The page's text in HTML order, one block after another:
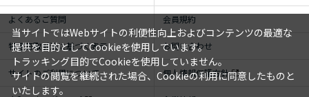
よくあるご質問 会員規約
特定商取引法に基づく表示 お問い合わせ
サイトのご利用について 個人情報保護方針
当サイトではWebサイトの利便性向上およびコンテンツの最適な
提供を目的としてCookieを使用しています。
トラッキング目的でCookieを使用していません。
サイトの閲覧を継続された場合、Cookieの利用に同意したものと
いたします。